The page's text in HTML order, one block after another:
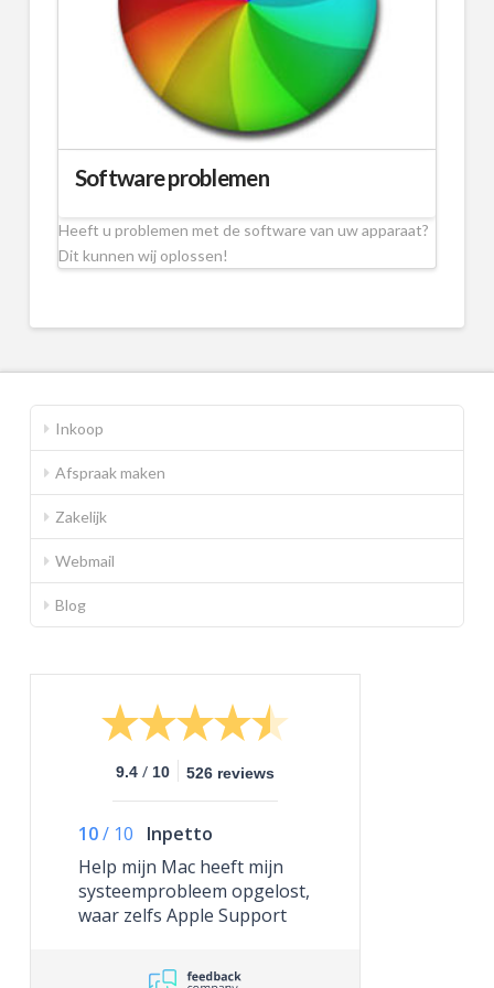
Software problemen
Heeft u problemen met de software van uw apparaat?
Dit kunnen wij oplossen!
Inkoop
Afspraak maken
Zakelijk
Webmail
Blog
9.4 / 10 526 reviews
10/ 10
Inpetto
Help mijn Mac heeft mijn
systeemprobleem opgelost,
waar zelfs Apple Support